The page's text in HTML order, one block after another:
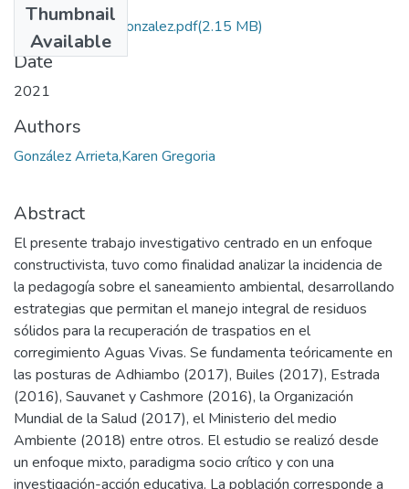
Thumbnail
Available
Proyecto Karen Gonzalez.pdf(2.15 MB)
Date
2021
Authors
González Arrieta,Karen Gregoria
Abstract
El presente trabajo investigativo centrado en un enfoque
constructivista, tuvo como finalidad analizar la incidencia de
la pedagogía sobre el saneamiento ambiental, desarrollando
estrategias que permitan el manejo integral de residuos
sólidos para la recuperación de traspatios en el
corregimiento Aguas Vivas. Se fundamenta teóricamente en
las posturas de Adhiambo (2017), Builes (2017), Estrada
(2016), Sauvanet y Cashmore (2016), la Organización
Mundial de la Salud (2017), el Ministerio del medio
Ambiente (2018) entre otros. El estudio se realizó desde
un enfoque mixto, paradigma socio crítico y con una
investigación-acción educativa. La población corresponde a